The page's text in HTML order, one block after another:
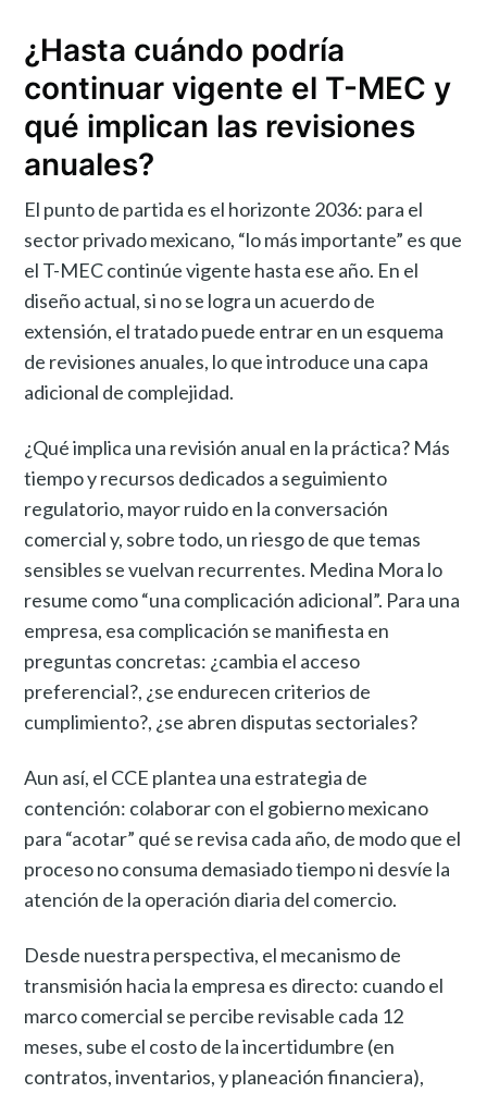
¿Hasta cuándo podría
continuar vigente el T-MEC y
qué implican las revisiones
anuales?
El punto de partida es el horizonte 2036: para el
sector privado mexicano, “lo más importante” es que
el T-MEC continúe vigente hasta ese año. En el
diseño actual, si no se logra un acuerdo de
extensión, el tratado puede entrar en un esquema
de revisiones anuales, lo que introduce una capa
adicional de complejidad.
¿Qué implica una revisión anual en la práctica? Más
tiempo y recursos dedicados a seguimiento
regulatorio, mayor ruido en la conversación
comercial y, sobre todo, un riesgo de que temas
sensibles se vuelvan recurrentes. Medina Mora lo
resume como “una complicación adicional”. Para una
empresa, esa complicación se manifiesta en
preguntas concretas: ¿cambia el acceso
preferencial?, ¿se endurecen criterios de
cumplimiento?, ¿se abren disputas sectoriales?
Aun así, el CCE plantea una estrategia de
contención: colaborar con el gobierno mexicano
para “acotar” qué se revisa cada año, de modo que el
proceso no consuma demasiado tiempo ni desvíe la
atención de la operación diaria del comercio.
Desde nuestra perspectiva, el mecanismo de
transmisión hacia la empresa es directo: cuando el
marco comercial se percibe revisable cada 12
meses, sube el costo de la incertidumbre (en
contratos, inventarios, y planeación financiera),